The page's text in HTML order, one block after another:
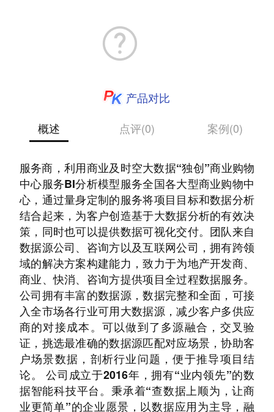
产品对比
概述
点评(0) 案例(0)
服务商，利用商业及时空大数据“独创”商业购物
中心服务BI分析模型服务全国各大型商业购物中
心，通过量身定制的服务将项目目标和数据分析
结合起来，为客户创造基于大数据分析的有效决
策，同时也可以提供数据可视化交付。团队来自
数据源公司、咨询方以及互联网公司，拥有跨领
域的解决方案构建能力，致力于为地产开发商、
商业、快消、咨询方提供项目全过程数据服务。
公司拥有丰富的数据源，数据完整和全面，可接
入全市场各行业可用大数据源，减少客户多供应
商的对接成本。可以做到了多源融合，交叉验
证，挑选最准确的数据源匹配对应场景，协助客
户场景数据，剖析行业问题，便于推导项目结
论。 公司成立于2016年，拥有“业内领先”的数
据智能科技平台。秉承着“查数据上顺为，让商
业更简单”的企业愿景，以数据应用为主导，融